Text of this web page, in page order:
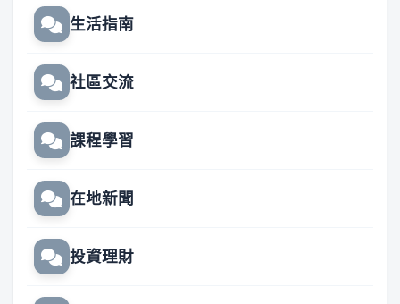
生活指南
社區交流
課程學習
在地新聞
投資理財